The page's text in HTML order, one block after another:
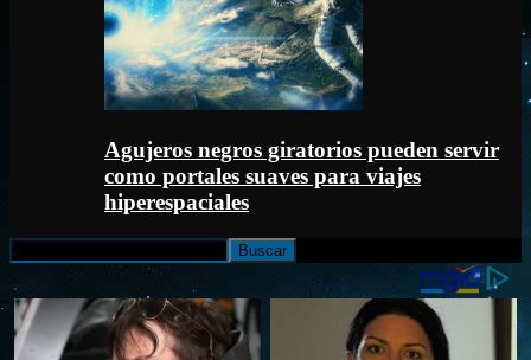
Agujeros negros giratorios pueden servir
como portales suaves para viajes
hiperespaciales